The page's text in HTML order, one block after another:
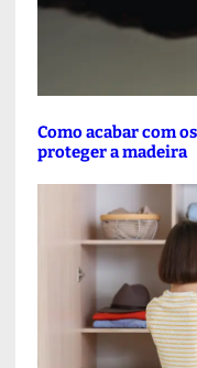
Como acabar com
proteger a madeira